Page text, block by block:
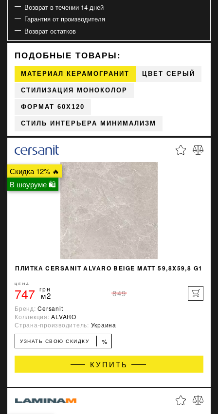
Возврат в течении 14 дней
Гарантия от производителя
Возврат остатков
ПОДОБНЫЕ ТОВАРЫ:
МАТЕРИАЛ КЕРАМОГРАНИТ ЦВЕТ СЕРЫЙ
СТИЛИЗАЦИЯ МОНОКОЛОР
ФОРМАТ 60X120
СТИЛЬ ИНТЕРЬЕРА МИНИМАЛИЗМ
Скидка 12% 🔥
В шоуруме 🛍
ПЛИТКА CERSANIT ALVARO BEIGE MATT 59,8X59,8 G1
ЦЕНА
747 грн
м2 849
Бренд:Cersanit
Коллекция:ALVARO
Страна-производитель: Украина
УЗНАТЬ СВОЮ СКИДКУ %
КУПИТЬ